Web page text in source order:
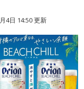
4日 14:50更新